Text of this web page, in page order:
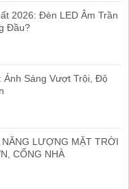
2026: Đèn LED Âm Trần
Đầu?
Ánh Sáng Vượt Trội, Độ
LƯỢNG MẶT TRỜI
CỔNG NHÀ